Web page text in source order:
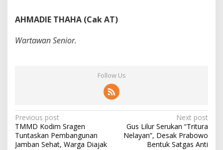
AHMADIE THAHA (Cak AT)
Wartawan Senior.
Follow Us
P
o
Previous post
TMMD Kodim Sragen
Tuntaskan Pembangunan
Jamban Sehat, Warga Diajak
Next post
Gus Lilur Serukan “Tritura
Nelayan”, Desak Prabowo
Bentuk Satgas Anti